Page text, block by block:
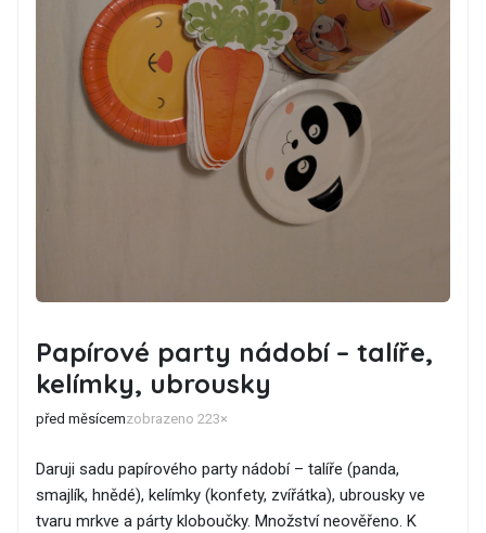
Papírové party nádobí – talíře,
kelímky, ubrousky
před měsícemzobrazeno 223×
Daruji sadu papírového party nádobí – talíře (panda,
smajlík, hnědé), kelímky (konfety, zvířátka), ubrousky ve
tvaru mrkve a párty kloboučky. Množství neověřeno. K